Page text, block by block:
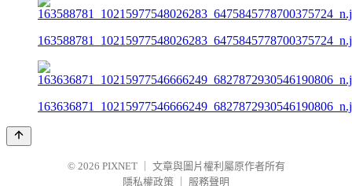
© 2026 PIXNET
文章與圖片權利屬原作者所有
隱私權政策
服務聲明